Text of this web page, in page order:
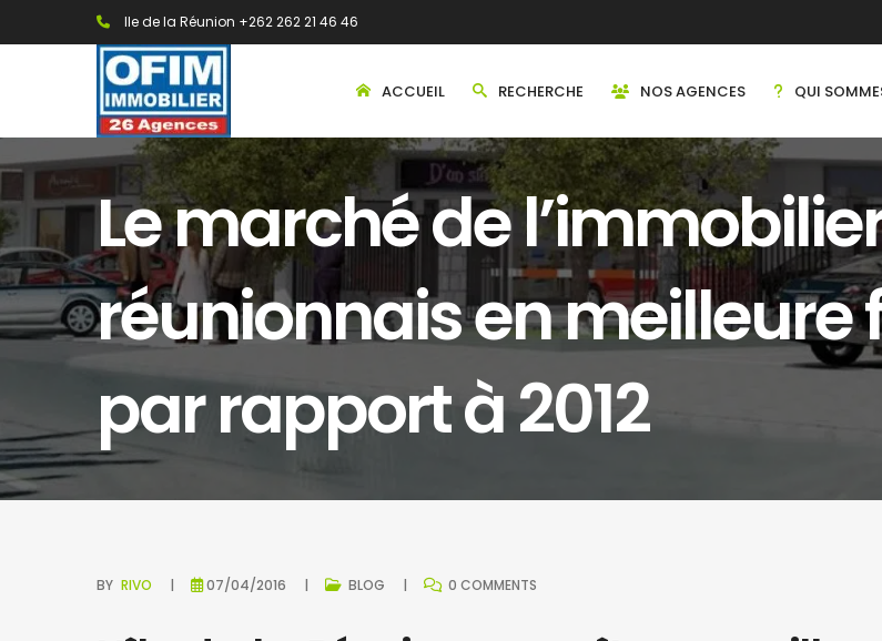
Ile de la Réunion +262 262 21 46 46
ACCUEIL RECHERCHE NOS AGENCES QUI
Le marché de
réunionnais en meilleure
par rapport à 2012
BY RIVO 07/04/2016 BLOG 0 COMMENTS